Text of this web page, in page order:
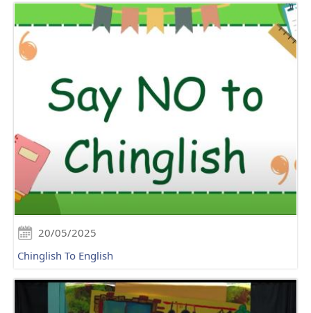
20/05/2025
Chinglish To English